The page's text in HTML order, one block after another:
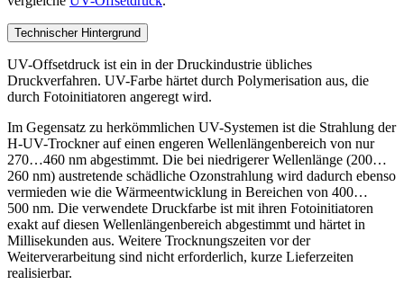
Technischer Hintergrund
UV-Offsetdruck ist ein in der Druckindustrie übliches
Druckverfahren. UV-Farbe härtet durch Polymerisation aus, die
durch Fotoinitiatoren angeregt wird.
Im Gegensatz zu herkömmlichen UV-Systemen ist die Strahlung der
H-UV-Trockner auf einen engeren Wellenlängenbereich von nur
270…460 nm abgestimmt. Die bei niedrigerer Wellenlänge (200…
260 nm) austretende schädliche Ozonstrahlung wird dadurch ebenso
vermieden wie die Wärmeentwicklung in Bereichen von 400…
500 nm. Die verwendete Druckfarbe ist mit ihren Fotoinitiatoren
exakt auf diesen Wellenlängenbereich abgestimmt und härtet in
Millisekunden aus. Weitere Trocknungszeiten vor der
Weiterverarbeitung sind nicht erforderlich, kurze Lieferzeiten
realisierbar.